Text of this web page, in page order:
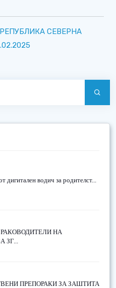
РЕПУБЛИКА СЕВЕРНА
дигитален водич за родителст...
НА
ЗГ...
ПРЕПОРАКИ ЗА ЗАШТИТА